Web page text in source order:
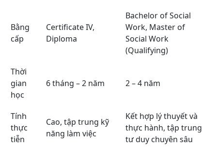
Bằng
cấp
Certificate IV,
Diploma
Bachelor of Social
Work, Master of
Social Work
(Qualifying)
Thời
gian
học
6 tháng – 2 năm 2 – 4 năm
Tính
thực
tiễn
Cao, tập trung kỹ
năng làm việc
Kết hợp lý thuyết và
thực hành, tập trung
tư duy chuyên sâu